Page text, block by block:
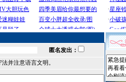
匿名发出：
并注意语言文明。